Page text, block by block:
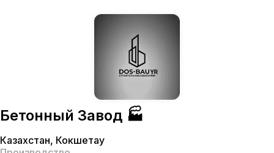
Бетонный Завод 🏭
Казахстан, Кокшетау